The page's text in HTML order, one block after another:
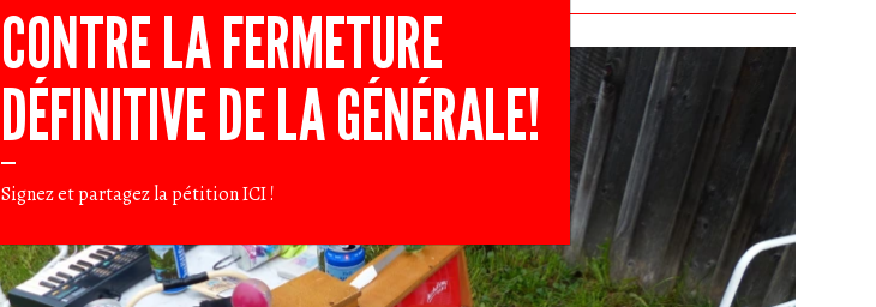
CONTRE LA FERMETURE
DÉFINITIVE DE LA GÉNÉRALE!
Signez et partagez la pétitionICI!